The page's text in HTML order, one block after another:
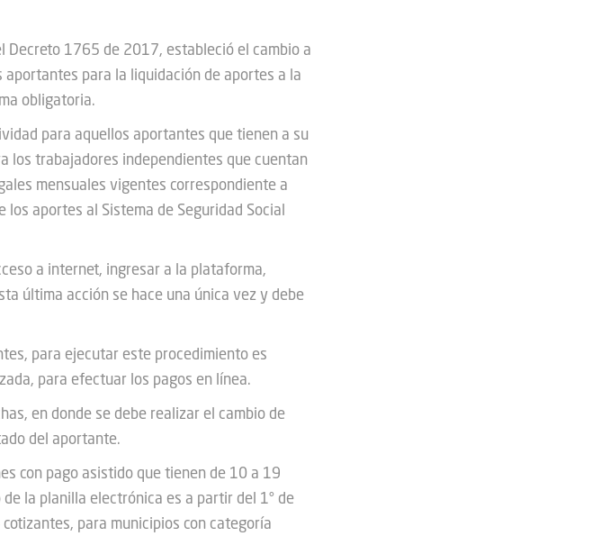
Decreto 1765 de 2017, estableció el cambio a
para la liquidación de aportes a la
obligatoria.
para aquellos aportantes que tienen a su
los trabajadores independientes que cuentan
mensuales vigentes correspondiente a
aportes al Sistema de Seguridad Social
a internet, ingresar a la plataforma,
última acción se hace una única vez y debe
para ejecutar este procedimiento es
para efectuar los pagos en línea.
en donde se debe realizar el cambio de
del aportante.
con pago asistido que tienen de 10 a 19
la planilla electrónica es a partir del 1° de
para municipios con categoría